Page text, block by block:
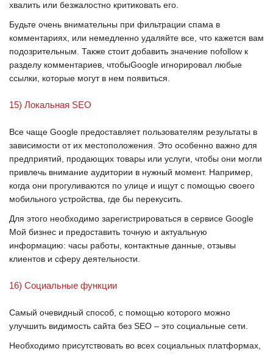
хвалить или безжалостно критиковать его.
Будьте очень внимательны при фильтрации спама в
комментариях, или немедленно удаляйте все, что кажется вам
подозрительным. Также стоит добавить значение nofollow к
разделу комментариев, чтобыGoogle игнорировал любые
ссылки, которые могут в нем появиться.
15) Локальная SEO
Все чаще Google предоставляет пользователям результаты в
зависимости от их местоположения. Это особенно важно для
предприятий, продающих товары или услуги, чтобы они могли
привлечь внимание аудитории в нужный момент. Например,
когда они прогуливаются по улице и ищут с помощью своего
мобильного устройства, где бы перекусить.
Для этого необходимо зарегистрироваться в сервисе Google
Мой бизнес и предоставить точную и актуальную
информацию: часы работы, контактные данные, отзывы
клиентов и сферу деятельности.
16) Социальные функции
Самый очевидный способ, с помощью которого можно
улучшить видимость сайта без SEO – это социальные сети.
Необходимо присутствовать во всех социальных платформах,